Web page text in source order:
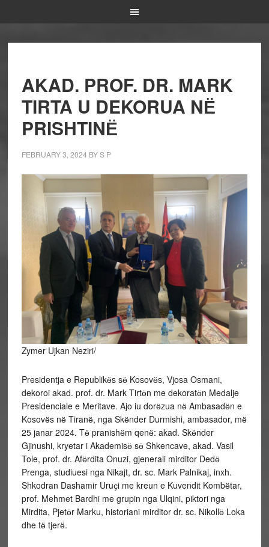
AKAD. PROF. DR. MARK
TIRTA U DEKORUA NЁ
PRISHTINЁ
FEBRUARY 3, 2024 BYS P
Zymer Ujkan Neziri/
Presidentja e Republikӫs sӫ Kosovӫs, Vjosa Osmani,
dekoroi akad. prof. dr. Mark Tirtӫn me dekoratӫn Medalje
Presidenciale e Meritave. Ajo iu dorӫzua nӫ Ambasadӫn e
Kosovӫs nӫ Tiranӫ, nga Skӫnder Durmishi, ambasador, mӫ
25 janar 2024. Tӫ pranishӫm qenӫ: akad. Skӫnder
Gjinushi, kryetar i Akademisӫ sӫ Shkencave, akad. Vasil
Tole, prof. dr. Afӫrdita Onuzi, gjenerali mirditor Dedӫ
Prenga, studiuesi nga Nikajt, dr. sc. Mark Palnikaj, inxh.
Shkodran Dashamir Uruҫi me kreun e Kuvendit Kombӫtar,
prof. Mehmet Bardhi me grupin nga Ulqini, piktori nga
Mirdita, Pjetӫr Marku, historiani mirditor dr. sc. Nikollӫ Loka
dhe tӫ tjerӫ.